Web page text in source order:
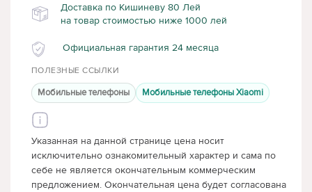
Доставка по Кишиневу 80 Лей
на товар стоимостью ниже 1000 лей
Официальная гарантия 24 месяца
ПОЛЕЗНЫЕ ССЫЛКИ
Мобильные телефоны Мобильные телефоны Xiaomi
Указанная на данной странице цена носит
исключительно ознакомительный характер и сама по
себе не является окончательным коммерческим
предложением. Окончательная цена будет согласована